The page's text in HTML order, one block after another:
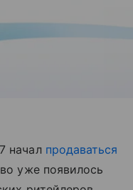
начал продаваться
уже появилось